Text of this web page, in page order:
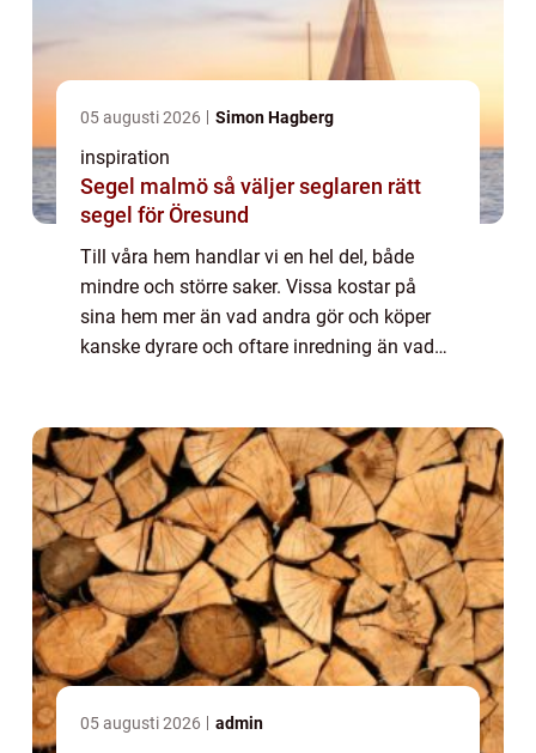
05 augusti 2026 Simon Hagberg
inspiration
Segel malmö så väljer seglaren rätt
segel för Öresund
Till våra hem handlar vi en hel del, både
mindre och större saker. Vissa kostar på
sina hem mer än vad andra gör och köper
kanske dyrare och oftare inredning än vad
05 augusti 2026 admin